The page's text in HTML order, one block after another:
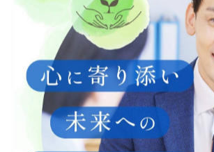
ライデザ
住所 : 岐阜県羽島市
電話番号 :090-5856-4815
占いで見る人間関係の相性
誰よりも身近な家族との相性占い